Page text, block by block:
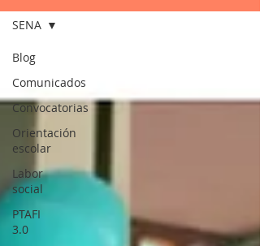
Blog
Comunicados
Convocatorias
Orientación
escolar
Labor
social
PTAFI
3.0
SENA